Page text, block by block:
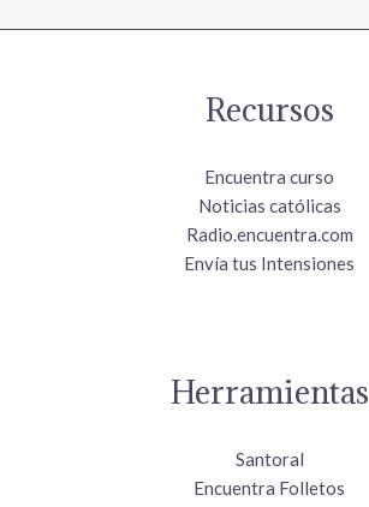
Recursos
Encuentra curso
Noticias católicas
Radio.encuentra.com
Envía tus Intensiones
Herramientas
Santoral
Encuentra Folletos